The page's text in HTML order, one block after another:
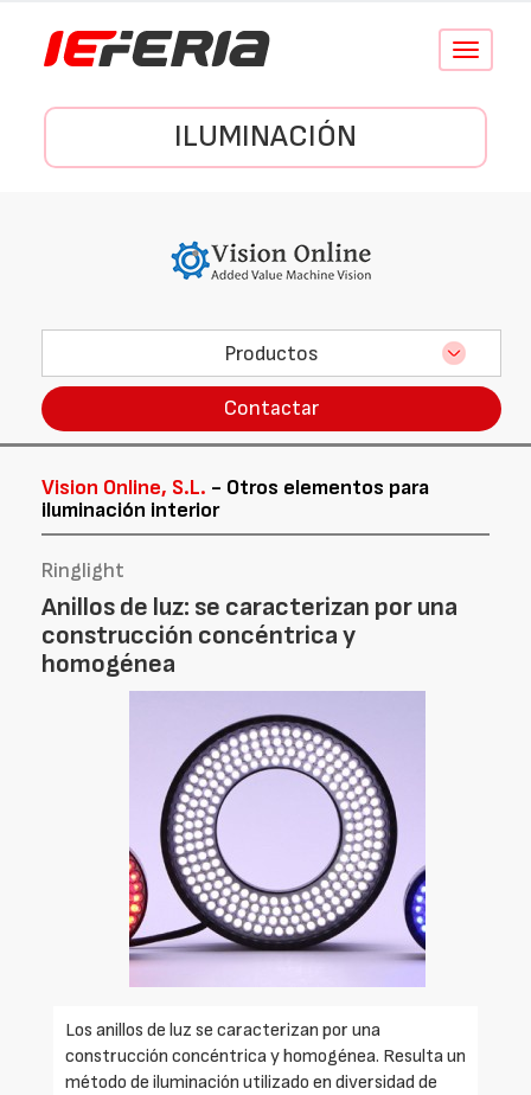
Conmutar
ILUMINACIÓN
Productos
Contactar
Vision Online, S.L. - Otros elementos para
iluminación interior
Ringlight
Anillos de luz: se caracterizan por una
construcción concéntrica y
homogénea
Los anillos de luz se caracterizan por una
construcción concéntrica y homogénea. Resulta un
método de iluminación utilizado en diversidad de